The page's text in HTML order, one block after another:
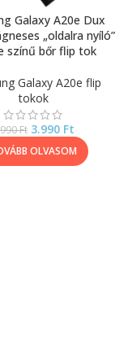
Galaxy A20e Dux
„oldalra nyíló”
színű bőr flip tok
Galaxy A20e flip
tokok
Ft 3.990 Ft
OLVASOM